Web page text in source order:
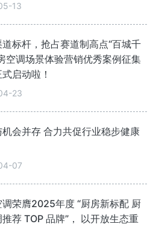
13
标杆，抢占赛道制高点“百城千
空调场景体验营销优秀案例征集
启动啦！
23
会并存 合力共促行业稳步健康
07
荣膺2025年度 “厨房新标配 厨
推荐 TOP 品牌”， 以开放生态重